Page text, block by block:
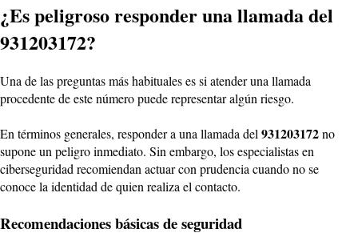
¿Es peligroso responder una llamada del
931203172?
Una de las preguntas más habituales es si atender una llamada
procedente de este número puede representar algún riesgo.
En términos generales, responder a una llamada del 931203172no
supone un peligro inmediato. Sin embargo, los especialistas en
ciberseguridad recomiendan actuar con prudencia cuando no se
conoce la identidad de quien realiza el contacto.
Recomendaciones básicas de seguridad